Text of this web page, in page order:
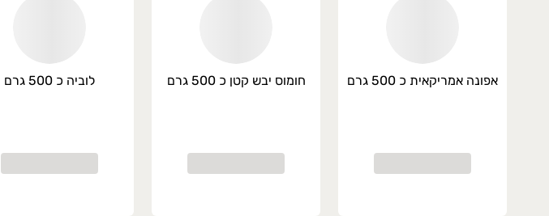
אפונה אמריקאית כ 500 גרם חומוס יבש קטן כ 500 גרם לוביה כ 500 גרם